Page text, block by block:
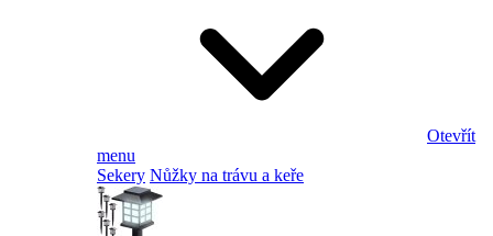
Otevřít
menu
Sekery Nůžky na trávu a keře